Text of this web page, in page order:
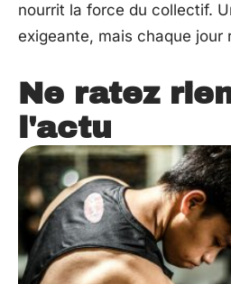
nourrit la force du collectif.
exigeante, mais chaque jour
Ne ratez
l'actu